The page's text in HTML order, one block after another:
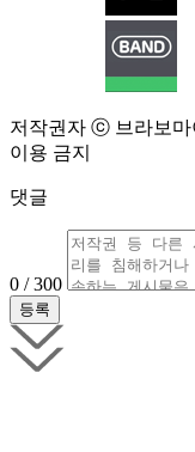
저작권자 ⓒ 브라보마
이용 금지
댓글
0 / 300